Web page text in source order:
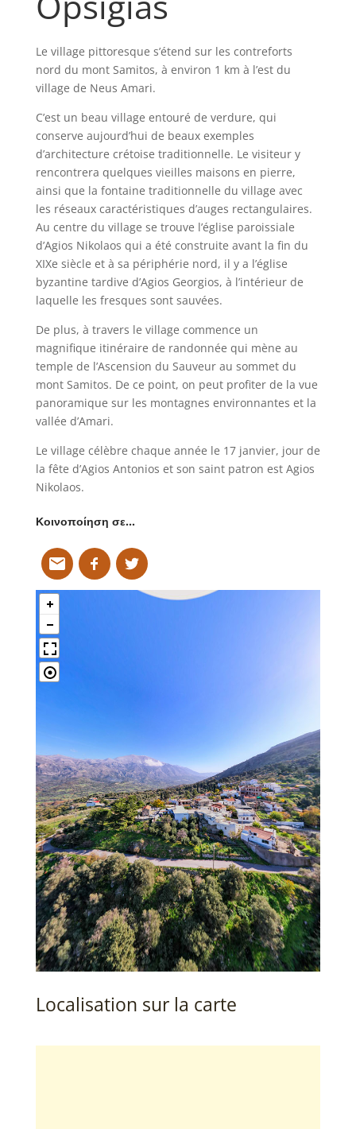
Le village pittoresque s’étend sur les contreforts
nord du mont Samitos, à environ 1 km à l’est du
village de Neus Amari.
C’est un beau village entouré de verdure, qui
conserve aujourd’hui de beaux exemples
d’architecture crétoise traditionnelle. Le visiteur y
rencontrera quelques vieilles maisons en pierre,
ainsi que la fontaine traditionnelle du village avec
les réseaux caractéristiques d’auges rectangulaires.
Au centre du village se trouve l’église paroissiale
d’Agios Nikolaos qui a été construite avant la fin du
XIXe siècle et à sa périphérie nord, il y a l’église
byzantine tardive d’Agios Georgios, à l’intérieur de
laquelle les fresques sont sauvées.
De plus, à travers le village commence un
magnifique itinéraire de randonnée qui mène au
temple de l’Ascension du Sauveur au sommet du
mont Samitos. De ce point, on peut profiter de la vue
panoramique sur les montagnes environnantes et la
vallée d’Amari.
Le village célèbre chaque année le 17 janvier, jour de
la fête d’Agios Antonios et son saint patron est Agios
Nikolaos.
Κοινοποίηση σε…
Localisation sur la carte